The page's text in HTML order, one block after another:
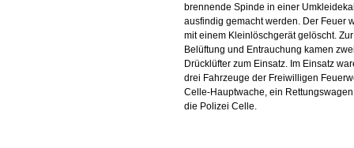
brennende Spinde in einer
ausfindig gemacht werden. Der Feuer
mit einem Kleinlöschgerät gelöscht. Zur
Belüftung und Entrauchung kamen
Drücklüfter zum Einsatz. Im Einsatz
drei Fahrzeuge der Freiwilligen
Celle-Hauptwache, ein
die Polizei Celle.